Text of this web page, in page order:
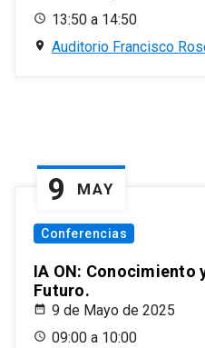
13:50 a 14:50
Auditorio Francisco
9 MAY
Conferencias
IA ON: Conocimiento
Futuro.
9 de Mayo de 2025
09:00 a 10:00